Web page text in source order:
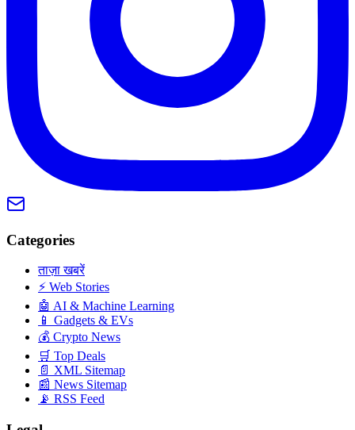
Categories
ताज़ा खबरें
⚡ Web Stories
🤖 AI & Machine Learning
📱 Gadgets & EVs
💰 Crypto News
🛒 Top Deals
📄 XML Sitemap
📰 News Sitemap
📡 RSS Feed